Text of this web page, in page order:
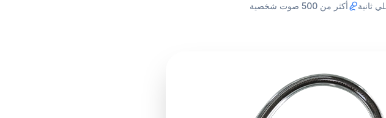
أكثر من 500 صوت شخصية